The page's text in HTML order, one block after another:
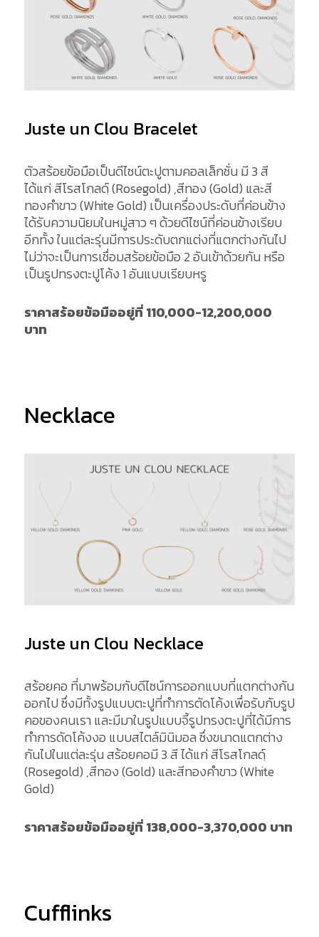
Juste un Clou Bracelet
ตัวสร้อยข้อมือเป็นดีไซน์ตะปูตามคอลเล็กชั่น มี 3 สี
ได้แก่ สีโรสโกลด์ฺ (Rosegold) ,สีทอง (Gold) และสี
ทองคำขาว (White Gold) เป็นเครื่องประดับที่ค่อนข้าง
ได้รับความนิยมในหมู่สาว ๆ ด้วยดีไซน์ที่ค่อนข้างเรียบ
อีกทั้ง ในแต่ละรุ่นมีการประดับตกแต่งที่แตกต่างกันไป
ไม่ว่าจะเป็นการเชื่อมสร้อยข้อมือ 2 อันเข้าด้วยกัน หรือ
เป็นรูปทรงตะปูโค้ง 1 อันแบบเรียบหรู
ราคาสร้อยข้อมืออยู่ที่ 110,000-12,200,000
บาท
Necklace
Juste un Clou Necklace
สร้อยคอ ที่มาพร้อมกับดีไซน์การออกแบบที่แตกต่างกัน
ออกไป ซึ่งมีทั้งรูปแบบตะปูที่ทำการตัดโค้งเพื่อรับกับรูป
คอของคนเรา และมีมาในรูปแบบจี้รูปทรงตะปูที่ได้มีการ
ทำการดัดโค้งงอ แบบสไตล์มินิมอล ซึ่งขนาดแตกต่าง
กันไปในแต่ละรุ่น สร้อยคอมี 3 สี ได้แก่ สีโรสโกลด์ฺ
(Rosegold) ,สีทอง (Gold) และสีทองคำขาว (White
Gold)
ราคาสร้อยข้อมืออยู่ที่ 138,000-3,370,000 บาท
Cufflinks